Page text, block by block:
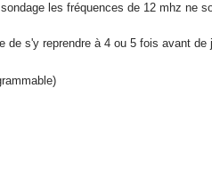
les fréquences de 12 mhz ne
de s'y reprendre à 4 ou 5 fois avant de